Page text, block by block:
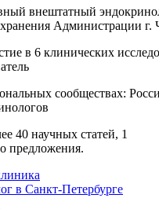
внештатный
Администрации г.
в 6 клинических
сообществах:
40 научных статей, 1
предложения.
в Санкт-Петербурге